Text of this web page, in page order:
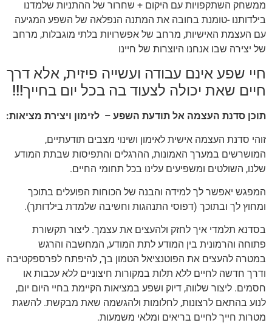
ממשחק השתקפויות עם היקום + שחרור של ההתניות שלמדנו
בילדותנו -טומנת בחובה את המתנה הנפלאה של השפע המגיעה
עם העצמת האישיות, מרחב של אפשרויות בלתי מוגבלות, מרחב
של יצירה שבו אנחנו היוצרות של חיינו
חיי שפע אינם עבודה ועשייה פיזית, אלא דרך
חיים שאת יכולה לצעוד בה בכל יום בחייך!!!
תוכן סדנת העצמה אל תודעת השפע – לזימון ויצירת מציאות:
זוהי סדנת העצמה אישית לאימון ושינוי מצבים תודעתיים,
המושרשים במערך האמונות, ההרגלים והתפיסות שבתת המודע
שלנו, השולטים ומשפיעים עלינו בכל תחומי החיים.
המפגש יאפשר לך למידה והבנה של הכוחות הפועלים בתוכך
ומחוץ לך ובתוכך (דפוסי התנהגות וחשיבה שלמדת בילדותך).
בסדנא תלמדי איך לחזק ולהעצים את עצמך. ליצור תקשורת
פתוחה והרמונית בין המודע לתת המודע, המחשבה והרגש
במטרה להעצים את הפוטנציאל הטמון בך, להיפתח לפרספקטיבה
ודרך חדשה לחיים ללא תלות במקורות חיצוניים ללא עכבות או
חסמים. ליצור שלווה, דיוק ושפע במציאות הקיימת בחיי היום יום,
לנוע בהתאם לרצונות, לחלומות ולהגשמה שאת מבקשת. להשגת
מטרות חייך לחיים בריאים ומלאי משמעות.